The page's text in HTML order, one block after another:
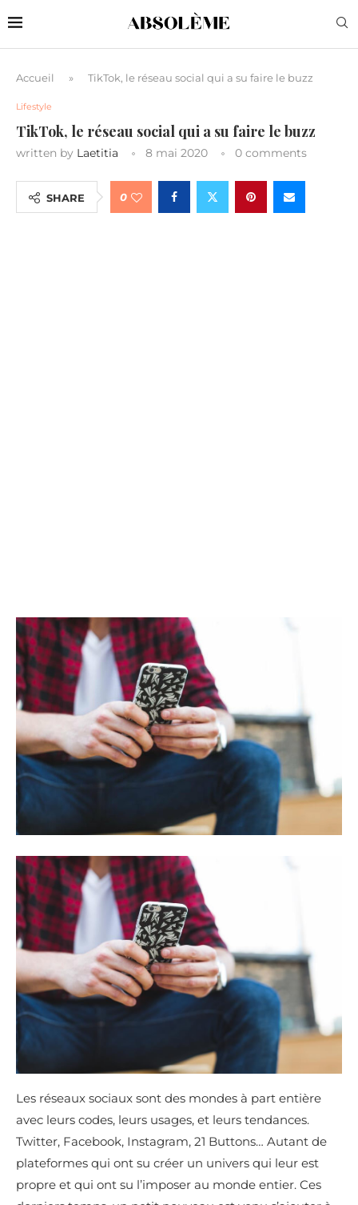
Accueil » TikTok, le réseau social qui a su faire le buzz
Lifestyle
TikTok, le réseau social qui a su faire le buzz
written by Laetitia 8 mai 2020 0 comments
SHARE 0
Les réseaux sociaux sont des mondes à part entière
avec leurs codes, leurs usages, et leurs tendances.
Twitter, Facebook, Instagram, 21 Buttons… Autant de
plateformes qui ont su créer un univers qui leur est
propre et qui ont su l’imposer au monde entier. Ces